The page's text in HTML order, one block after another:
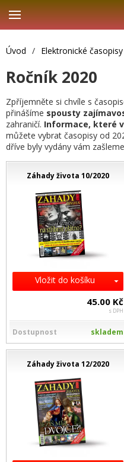
Úvod / Elektronické časopisy
Ročník 2020
Zpříjemněte si chvíle s
přinášíme spousty
zahraničí. Informace, které
můžete vybrat časopisy od
dříve byly vydány vám
Záhady života 10/2020
Vložit do košíku
45.00 Kč
s DPH
Dostupnost skladem
Záhady života 12/2020